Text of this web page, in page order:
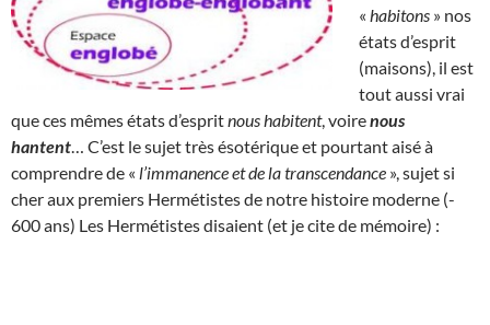
« habitons » nos
états d’esprit
(maisons), il est
tout aussi vrai
que ces mêmes états d’espritnous habitent, voirenous
hantent … C’est le sujet très ésotérique et pourtant aisé à
comprendre de « l’immanence et de la transcendance », sujet si
cher aux premiers Hermétistes de notre histoire moderne (-
600 ans) Les Hermétistes disaient (et je cite de mémoire) :